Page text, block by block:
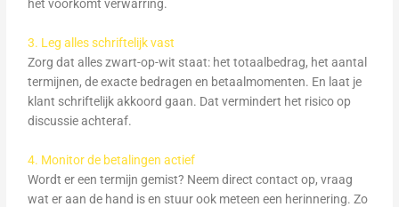
het voorkomt verwarring.
3. Leg alles schriftelijk vast
Zorg dat alles zwart-op-wit staat: het totaalbedrag, het aantal
termijnen, de exacte bedragen en betaalmomenten. En laat je
klant schriftelijk akkoord gaan. Dat vermindert het risico op
discussie achteraf.
4. Monitor de betalingen actief
Wordt er een termijn gemist? Neem direct contact op, vraag
wat er aan de hand is en stuur ook meteen een herinnering. Zo